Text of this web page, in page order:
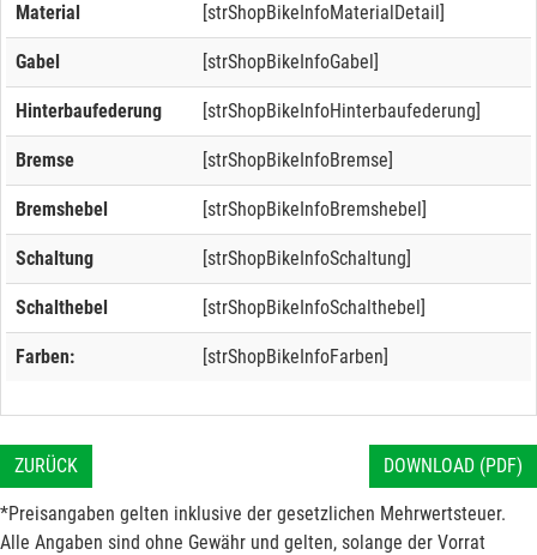
Material [strShopBikeInfoMaterialDetail]
Gabel [strShopBikeInfoGabel]
Hinterbaufederung [strShopBikeInfoHinterbaufederung]
Bremse [strShopBikeInfoBremse]
Bremshebel [strShopBikeInfoBremshebel]
Schaltung [strShopBikeInfoSchaltung]
Schalthebel [strShopBikeInfoSchalthebel]
Farben: [strShopBikeInfoFarben]
ZURÜCK DOWNLOAD (PDF)
*Preisangaben gelten inklusive der gesetzlichen Mehrwertsteuer.
Alle Angaben sind ohne Gewähr und gelten, solange der Vorrat